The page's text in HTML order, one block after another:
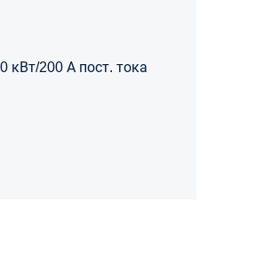
кВт/200 А пост. тока